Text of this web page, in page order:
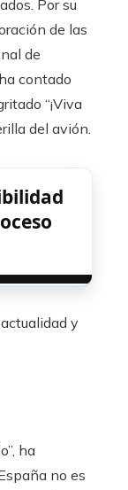
Por su
de las
de
contado
“¡Viva
del avión.
y
ha
no es